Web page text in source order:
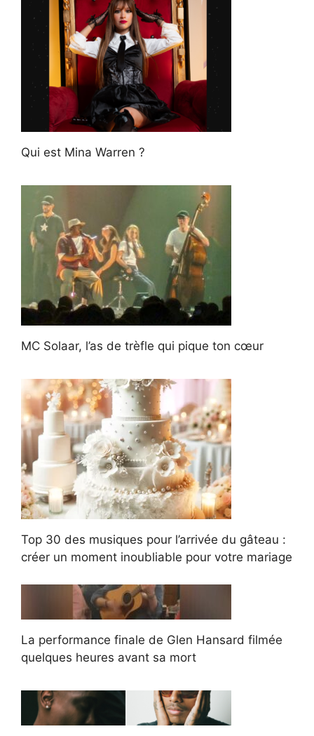
Qui est Mina Warren ?
MC Solaar, l’as de trèfle qui pique ton cœur
Top 30 des musiques pour l’arrivée du gâteau :
créer un moment inoubliable pour votre mariage
La performance finale de Glen Hansard filmée
quelques heures avant sa mort